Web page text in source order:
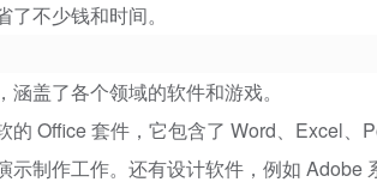
不少钱和时间。
盖了各个领域的软件和游戏。
的 Office 套件，它包含了 Word、Excel
示制作工作。还有设计软件，例如 Adobe